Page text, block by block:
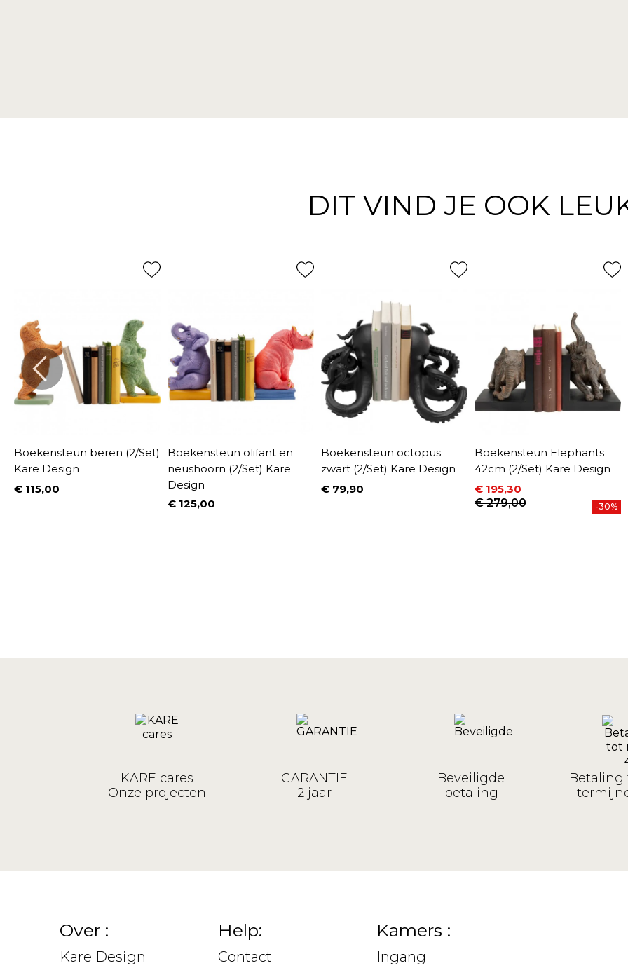
DIT VIND JE OOK
Boekensteun beren (2/Set)
Kare Design
Prijs
€ 115,00
Boekensteun olifant en
neushoorn (2/Set) Kare
Design
Prijs
€ 125,00
Boekensteun octopus
zwart (2/Set) Kare Design
Prijs
€ 79,90
Boekensteun Elephants
42cm (2/Set) Kare Design
Prijs
€ 195,30
Normale prijs
€ 279,00 -30%
KARE cares
Onze projecten
GARANTIE
2 jaar
Beveiligde
betaling
Betaling
Over :
Kare Design
Help:
Contact
Kamers :
Ingang